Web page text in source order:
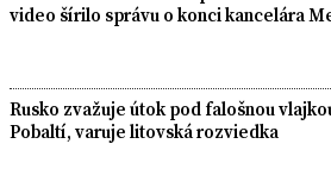
video šírilo správu o konci kancelára
Rusko zvažuje útok pod falošnou
Pobaltí, varuje litovská rozviedka